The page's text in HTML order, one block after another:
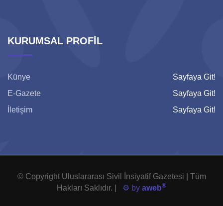
KURUMSAL PROFİL
Künye
Sayfaya Git!
E-Gazete
Sayfaya Git!
İletişim
Sayfaya Git!
© Copyright Uluslararası Sivil İnsiyatif Gazetesi | Tüm
Hakları Saklıdır. |
⚙️ by aweb®